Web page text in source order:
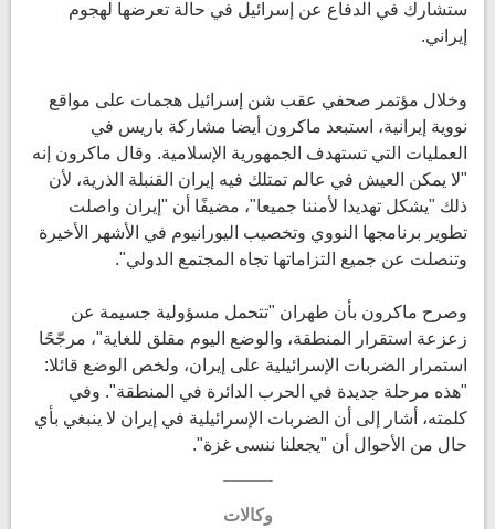
ستشارك في الدفاع عن إسرائيل في حالة تعرضها لهجوم
إيراني.
وخلال مؤتمر صحفي عقب شن إسرائيل هجمات على مواقع
نووية إيرانية، استبعد ماكرون أيضا مشاركة باريس في
العمليات التي تستهدف الجمهورية الإسلامية. وقال ماكرون إنه
"لا يمكن العيش في عالم تمتلك فيه إيران القنبلة الذرية، لأن
ذلك "يشكل تهديدا لأمننا جميعا"، مضيفًا أن "إيران واصلت
تطوير برنامجها النووي وتخصيب اليورانيوم في الأشهر الأخيرة
وتنصلت عن جميع التزاماتها تجاه المجتمع الدولي".
وصرح ماكرون بأن طهران "تتحمل مسؤولية جسيمة عن
زعزعة استقرار المنطقة، والوضع اليوم مقلق للغاية"، مرجّحًا
استمرار الضربات الإسرائيلية على إيران، ولخص الوضع قائلا:
"هذه مرحلة جديدة في الحرب الدائرة في المنطقة". وفي
كلمته، أشار إلى أن الضربات الإسرائيلية في إيران لا ينبغي بأي
حال من الأحوال أن "يجعلنا ننسى غزة".
وكالات